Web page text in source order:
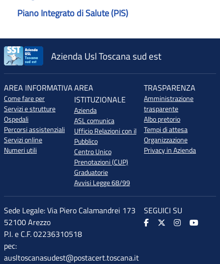
Piano Integrato di Salute (PIS)
Azienda Usl Toscana sud est
AREA INFORMATIVA
Come fare per
Servizi e strutture
Ospedali
Percorsi assistenziali
Servizi online
Numeri utili
AREA
ISTITUZIONALE
Azienda
ASL comunica
Ufficio Relazioni con il
Pubblico
Centro Unico
Prenotazioni (CUP)
Graduatorie
Avvisi Legge 68/99
TRASPARENZA
Amministrazione
trasparente
Albo pretorio
Tempi di attesa
Organizzazione
Privacy in Azienda
Sede Legale: Via Piero Calamandrei 173
52100 Arezzo
P.I. e C.F. 02236310518
pec:
ausltoscanasudest@postacert.toscana.it
SEGUICI SU